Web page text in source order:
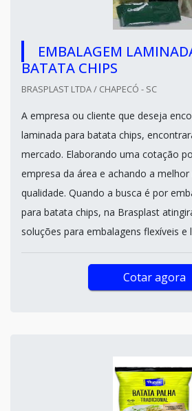
EMBALAGEM
BATATA CHIPS
BRASPLAST LTDA / CHAPECÓ - SC
A empresa ou cliente que deseja
laminada para batata chips,
mercado. Elaborando uma cotação
empresa da área e achando a
qualidade. Quando a busca é por
para batata chips, na Brasplast
soluções para embalagens flexíveis e
Cotar agora